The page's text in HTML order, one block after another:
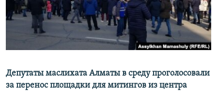
Депутаты маслихата Алматы в среду проголосовали
за перенос площадки для митингов из центра